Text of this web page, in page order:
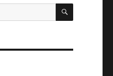
SEARCH